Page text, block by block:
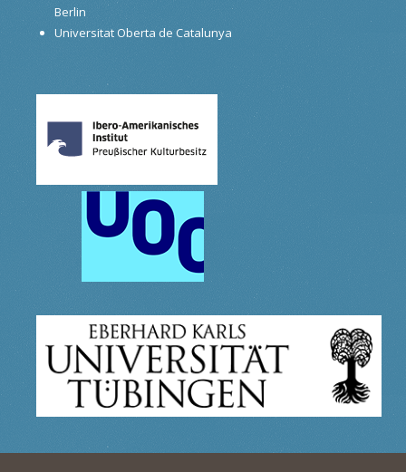
Berlin
Universitat Oberta de Catalunya